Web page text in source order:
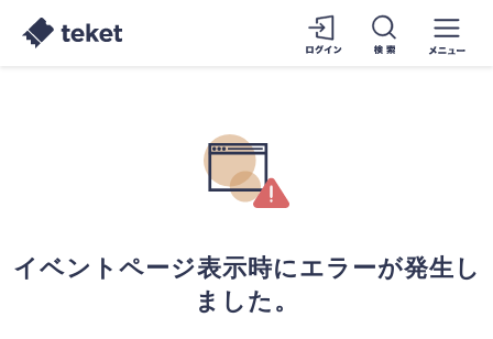
イベントページ表示時にエラーが発生し
ました。